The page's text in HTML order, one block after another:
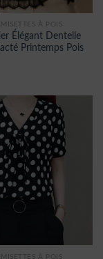
À POIS
Élégant Dentelle
Printemps Pois
À POIS